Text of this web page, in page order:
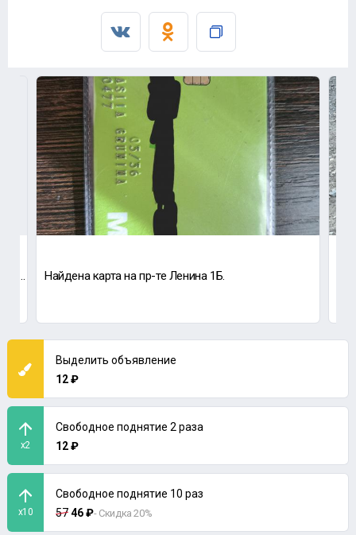
Найден паспорт на улице Губина, на имя Тошматова Бахрузчона Ихтиëровича Найдена карта на пр-те Ленина 1Б.
Выделить объявление
12 ₽
x2
Свободное поднятие 2 раза
12 ₽
x10
Свободное поднятие 10 раз
5746 ₽- Скидка 20%